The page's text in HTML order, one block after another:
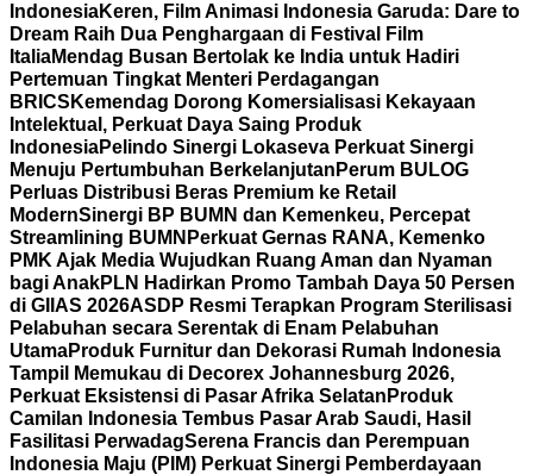
IndonesiaKeren, Film Animasi Indonesia Garuda: Dare to
Dream Raih Dua Penghargaan di Festival Film
ItaliaMendag Busan Bertolak ke India untuk Hadiri
Pertemuan Tingkat Menteri Perdagangan
BRICS Kemendag Dorong Komersialisasi Kekayaan
Intelektual, Perkuat Daya Saing Produk
IndonesiaPelindo Sinergi Lokaseva Perkuat Sinergi
Menuju Pertumbuhan Berkelanjutan Perum BULOG
Perluas Distribusi Beras Premium ke Retail
ModernSinergi BP BUMN dan Kemenkeu, Percepat
Streamlining BUMN Perkuat Gernas RANA, Kemenko
PMK Ajak Media Wujudkan Ruang Aman dan Nyaman
bagi AnakPLN Hadirkan Promo Tambah Daya 50 Persen
di GIIAS 2026ASDP Resmi Terapkan Program Sterilisasi
Pelabuhan secara Serentak di Enam Pelabuhan
UtamaProduk Furnitur dan Dekorasi Rumah Indonesia
Tampil Memukau di Decorex Johannesburg 2026,
Perkuat Eksistensi di Pasar Afrika Selatan Produk
Camilan Indonesia Tembus Pasar Arab Saudi, Hasil
Fasilitasi PerwadagSerena Francis dan Perempuan
Indonesia Maju (PIM) Perkuat Sinergi Pemberdayaan